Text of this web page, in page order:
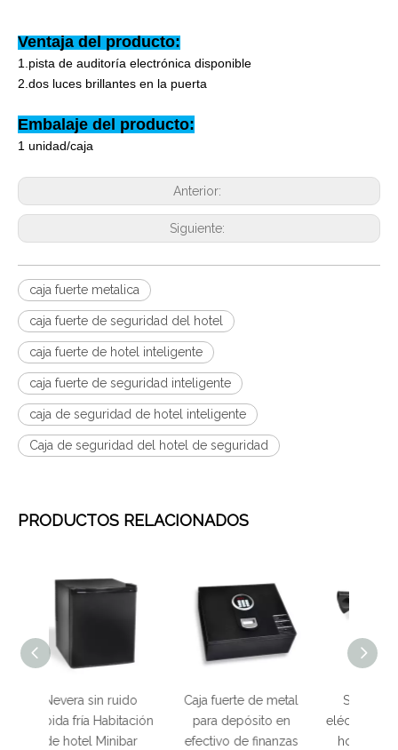
Ventaja del producto:
1. pista de auditoría electrónica disponible
2. dos luces brillantes en la puerta
Embalaje del producto:
1 unidad/caja
Anterior:
Siguiente:
caja fuerte metalica
caja fuerte de seguridad del hotel
caja fuerte de hotel inteligente
caja fuerte de seguridad inteligente
caja de seguridad de hotel inteligente
Caja de seguridad del hotel de seguridad
PRODUCTOS RELACIONADOS
Caja fuerte de metal
para depósito en
efectivo de finanzas
Secador de pelo
eléctrico de seguridad
hotelera con cable